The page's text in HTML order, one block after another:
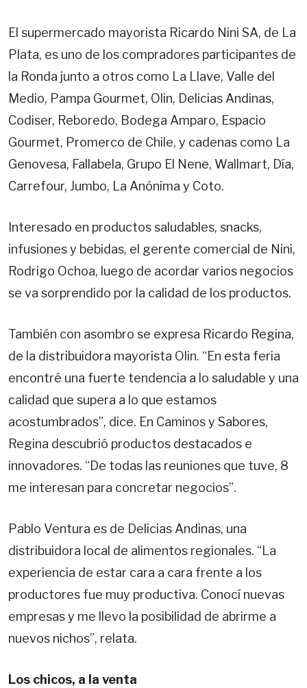
El supermercado mayorista Ricardo Nini SA, de La
Plata, es uno de los compradores participantes de
la Ronda junto a otros como La Llave, Valle del
Medio, Pampa Gourmet, Olin, Delicias Andinas,
Codiser, Reboredo, Bodega Amparo, Espacio
Gourmet, Promerco de Chile, y cadenas como La
Genovesa, Fallabela, Grupo El Nene, Wallmart, Día,
Carrefour, Jumbo, La Anónima y Coto.
Interesado en productos saludables, snacks,
infusiones y bebidas, el gerente comercial de Nini,
Rodrigo Ochoa, luego de acordar varios negocios
se va sorprendido por la calidad de los productos.
También con asombro se expresa Ricardo Regina,
de la distribuidora mayorista Olin. “En esta feria
encontré una fuerte tendencia a lo saludable y una
calidad que supera a lo que estamos
acostumbrados”, dice. En Caminos y Sabores,
Regina descubrió productos destacados e
innovadores. “De todas las reuniones que tuve, 8
me interesan para concretar negocios”.
Pablo Ventura es de Delicias Andinas, una
distribuidora local de alimentos regionales. “La
experiencia de estar cara a cara frente a los
productores fue muy productiva. Conocí nuevas
empresas y me llevo la posibilidad de abrirme a
nuevos nichos”, relata.
Los chicos, a la venta